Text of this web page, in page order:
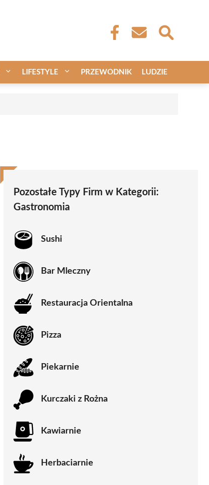
LIFESTYLE PRZEWODNIK LUDZIE
Pozostałe Typy Firm w Kategorii:
Gastronomia
Sushi
Bar Mleczny
Restauracja Orientalna
Pizza
Piekarnie
Kurczaki z Rożna
Kawiarnie
Herbaciarnie